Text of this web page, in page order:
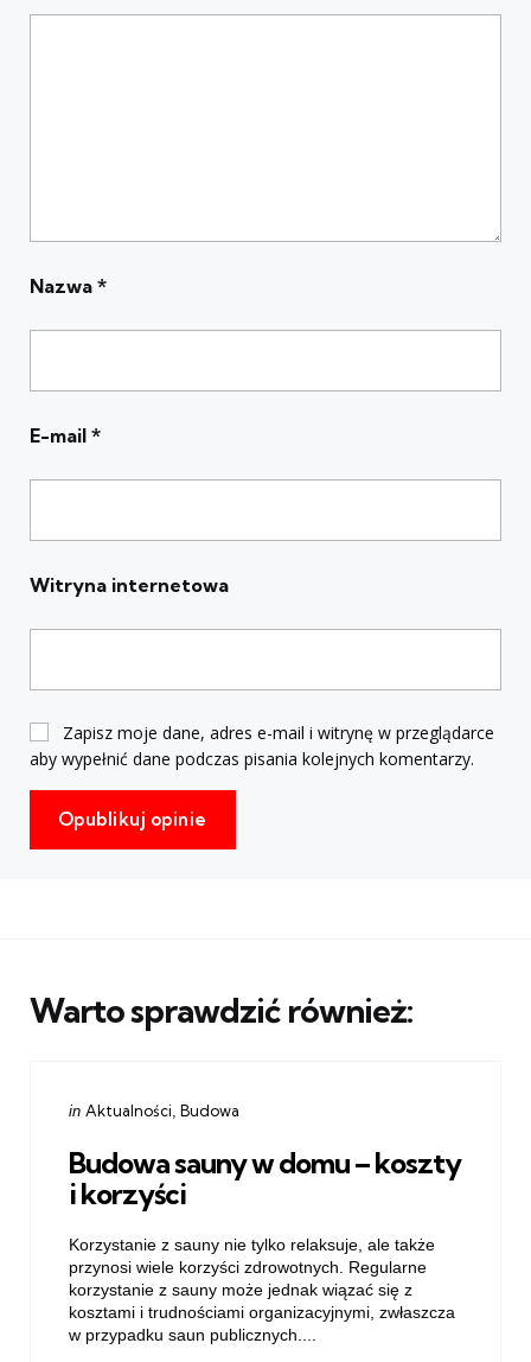
Nazwa *
E-mail *
Witryna internetowa
Zapisz moje dane, adres e-mail i witrynę w przeglądarce
aby wypełnić dane podczas pisania kolejnych komentarzy.
Warto sprawdzić również:
Categories
Posted
in Aktualności Budowa
Budowa sauny w domu – koszty
i korzyści
Korzystanie z sauny nie tylko relaksuje, ale także
przynosi wiele korzyści zdrowotnych. Regularne
korzystanie z sauny może jednak wiązać się z
kosztami i trudnościami organizacyjnymi, zwłaszcza
w przypadku saun publicznych....